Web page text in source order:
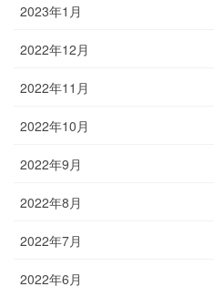
2023年1月
2022年12月
2022年11月
2022年10月
2022年9月
2022年8月
2022年7月
2022年6月